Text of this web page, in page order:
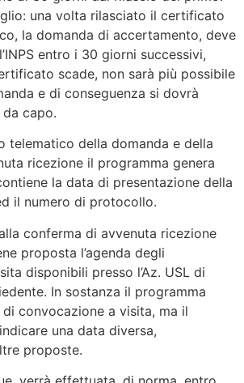
una volta rilasciato il certificato
la domanda di accertamento, deve
entro i 30 giorni successivi,
scade, non sarà più possibile
e di conseguenza si dovrà
capo.
telematico della domanda e della
ricezione il programma genera
la data di presentazione della
il numero di protocollo.
conferma di avvenuta ricezione
proposta l’agenda degli
disponibili presso l’Az. USL di
In sostanza il programma
convocazione a visita, ma il
una data diversa,
proposte.